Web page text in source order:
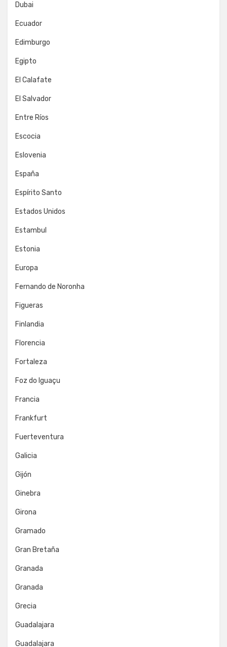
Dubai
Ecuador
Edimburgo
Egipto
El Calafate
El Salvador
Entre Ríos
Escocia
Eslovenia
España
Espírito Santo
Estados Unidos
Estambul
Estonia
Europa
Fernando de Noronha
Figueras
Finlandia
Florencia
Fortaleza
Foz do Iguaçu
Francia
Frankfurt
Fuerteventura
Galicia
Gijón
Ginebra
Girona
Gramado
Gran Bretaña
Granada
Granada
Grecia
Guadalajara
Guadalajara